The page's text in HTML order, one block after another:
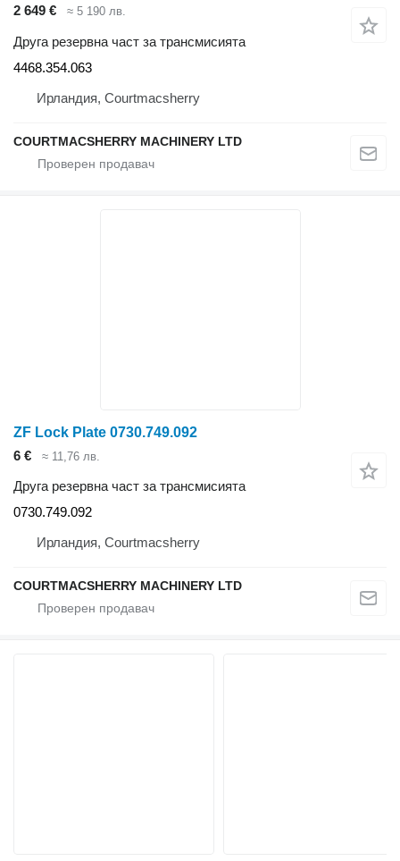
2 649 €
≈ 5 190 лв.
Друга резервна част за трансмисията
4468.354.063
Ирландия, Courtmacsherry
COURTMACSHERRY MACHINERY LTD
ZF Lock Plate 0730.749.092
6 €
≈ 11,76 лв.
Друга резервна част за трансмисията
0730.749.092
Ирландия, Courtmacsherry
COURTMACSHERRY MACHINERY LTD